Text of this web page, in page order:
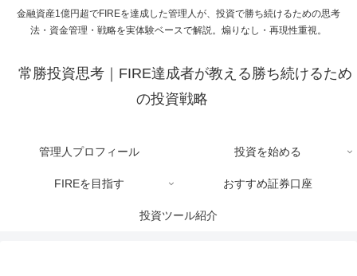
金融資産1億円超でFIREを達成した管理人が、投資で勝ち続けるための思考
法・資金管理・戦略を実体験ベースで解説。煽りなし・再現性重視。
常勝投資思考｜FIRE達成者が教える勝ち続けるため
の投資戦略
管理人プロフィール 投資を始める
FIREを目指す おすすめ証券口座
投資ツール紹介